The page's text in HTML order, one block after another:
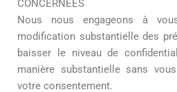
CONCERNÉES
Nous nous engageons à
modification substantielle des
baisser le niveau de
manière substantielle sans
votre consentement.